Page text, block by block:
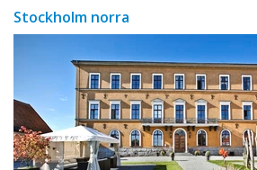
Stockholm norra